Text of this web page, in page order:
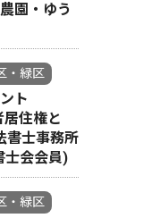
園・ゆう
・緑区
ト
住権と
士事務所
士会会員)
・緑区